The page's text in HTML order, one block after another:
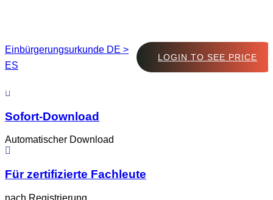
Einbürgerungsurkunde DE >
ES
LOGIN TO SEE PRICE
Sofort-Download
Automatischer Download
Für zertifizierte Fachleute
nach Registrierung